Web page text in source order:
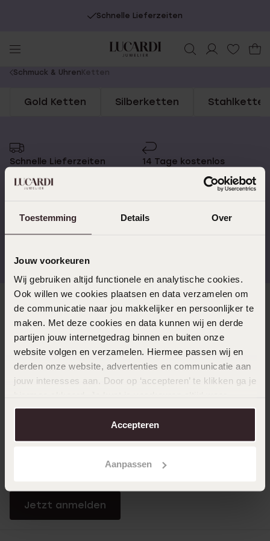
Toestemming Details Over
Jouw voorkeuren
Wij gebruiken altijd functionele en analytische cookies.
Ook willen we cookies plaatsen en data verzamelen om
de communicatie naar jou makkelijker en persoonlijker te
maken. Met deze cookies en data kunnen wij en derde
partijen jouw internetgedrag binnen en buiten onze
website volgen en verzamelen. Hiermee passen wij en
derden onze website, advertenties en communicatie aan
jouw interesses aan. Door op ‘accepteren’ te klikken ga je
aanpassen. Lees er meer over in onscookiebeleid.
Accepteren
Aanpassen
Schnelle Lieferzeiten
You
here:
Schmuck & Uhren Ketten
Gold Ketten Silberketten Stahlketten
Schnelle Lieferzeiten
14 Tage kostenlos
Direkt zu
Über Lucardi
Rabatt auf all deine Einkäufe
Jetzt anmelden